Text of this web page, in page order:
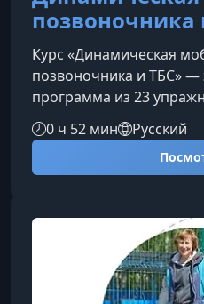
позвоночника
Курс «Динамическая
позвоночника и ТБС» —
программа из 23
оборудования для
позвоночника и
Занятия подойдут для
безопасные
тренировках с
динамическая
тазобедренных
0 ч 52 мин Русский